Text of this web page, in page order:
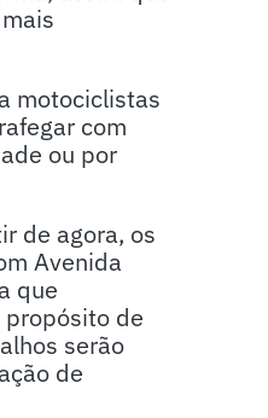
motociclistas
com
ou por
de agora, os
Avenida
que
de
serão
de